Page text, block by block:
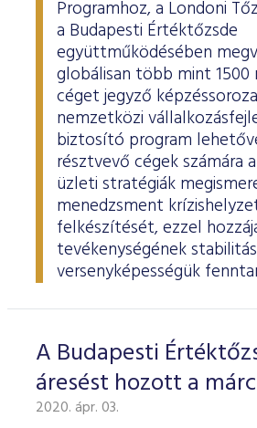
ESG Útmutató
Programhoz, a Londoni
a Budapesti Értéktőzsde
együttműködésében
globálisan több mint 1500
céget jegyző
nemzetközi
biztosító program
résztvevő cégek számára
üzleti stratégiák
menedzsment
felkészítését, ezzel
tevékenységének
versenyképességük
A Budapesti
áresést hozott a
2020. ápr. 03.